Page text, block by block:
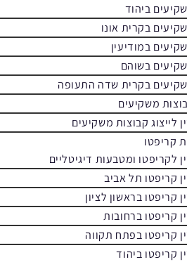
ביהוד
בקרית אונו
במודיעין
בשוהם
בקרית שדה התעופה
משקיעים
לייצוג קבוצות משקיעים
קריפטו
לקריפטו ומטבעות דיגיטליים
קריפטו תל אביב
קריפטו בראשון לציון
קריפטו ברחובות
קריפטו בפתח תקווה
קריפטו ביהוד